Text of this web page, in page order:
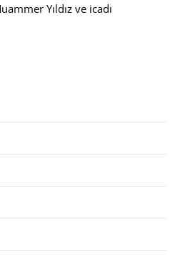
Yıldız ve icadı